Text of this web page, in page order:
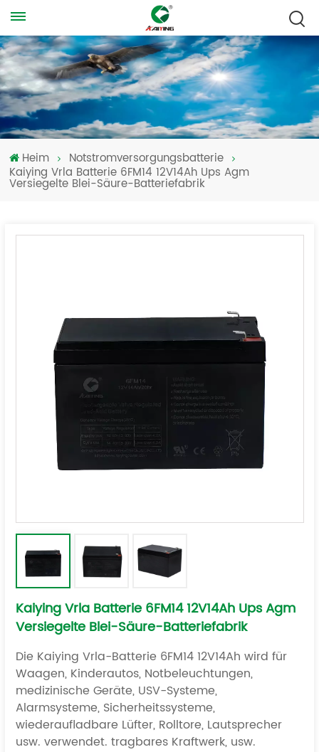
Heim
Notstromversorgungsbatterie
Kaiying Vrla Batterie 6FM14 12V14Ah Ups Agm
Versiegelte Blei-Säure-Batteriefabrik
Kaiying Vrla Batterie 6FM14 12V14Ah Ups Agm
Versiegelte Blei-Säure-Batteriefabrik
Die Kaiying Vrla-Batterie 6FM14 12V14Ah wird für
Waagen, Kinderautos, Notbeleuchtungen,
medizinische Geräte, USV-Systeme,
Alarmsysteme, Sicherheitssysteme,
wiederaufladbare Lüfter, Rolltore, Lautsprecher
usw. verwendet. tragbares Kraftwerk, usw.